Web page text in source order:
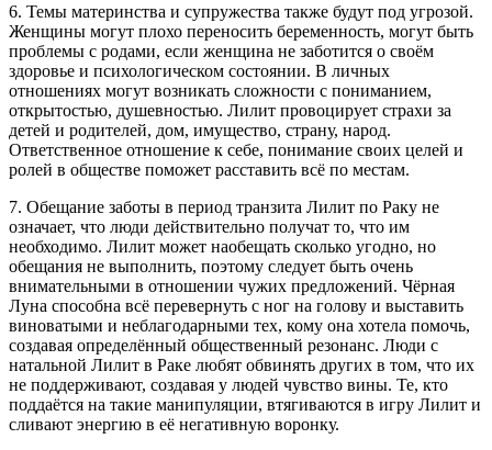
6. Темы материнства и супружества также будут под угрозой.
Женщины могут плохо переносить беременность, могут быть
проблемы с родами, если женщина не заботится о своём
здоровье и психологическом состоянии. В личных
отношениях могут возникать сложности с пониманием,
открытостью, душевностью. Лилит провоцирует страхи за
детей и родителей, дом, имущество, страну, народ.
Ответственное отношение к себе, понимание своих целей и
ролей в обществе поможет расставить всё по местам.
7. Обещание заботы в период транзита Лилит по Раку не
означает, что люди действительно получат то, что им
необходимо. Лилит может наобещать сколько угодно, но
обещания не выполнить, поэтому следует быть очень
внимательными в отношении чужих предложений. Чёрная
Луна способна всё перевернуть с ног на голову и выставить
виноватыми и неблагодарными тех, кому она хотела помочь,
создавая определённый общественный резонанс. Люди с
натальной Лилит в Раке любят обвинять других в том, что их
не поддерживают, создавая у людей чувство вины. Те, кто
поддаётся на такие манипуляции, втягиваются в игру Лилит и
сливают энергию в её негативную воронку.